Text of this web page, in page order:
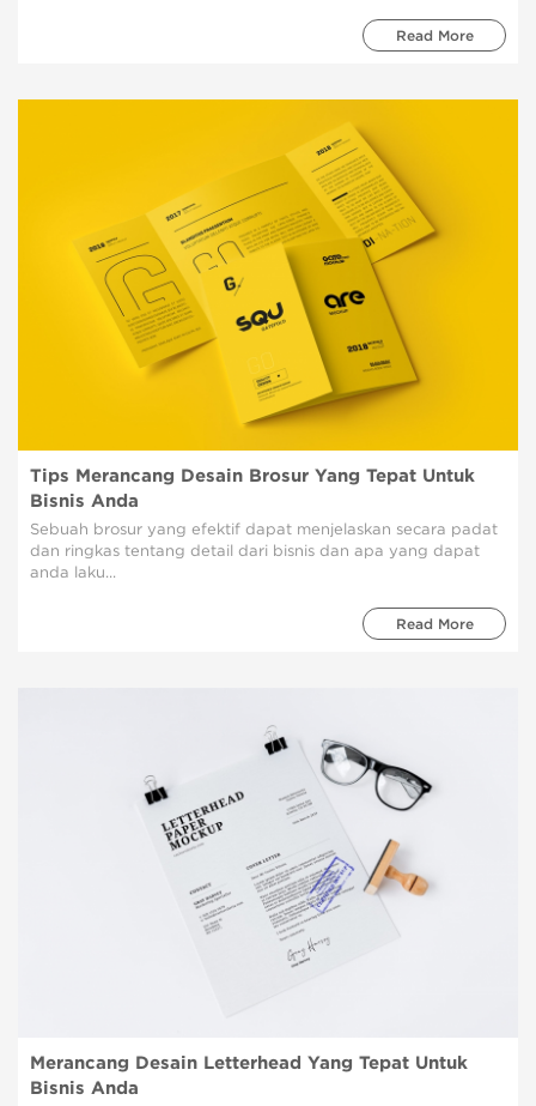
Read More
Tips Merancang Desain Brosur Yang Tepat Untuk
Bisnis Anda
Sebuah brosur yang efektif dapat menjelaskan secara padat
dan ringkas tentang detail dari bisnis dan apa yang dapat
anda laku...
Read More
Merancang Desain Letterhead Yang Tepat Untuk
Bisnis Anda